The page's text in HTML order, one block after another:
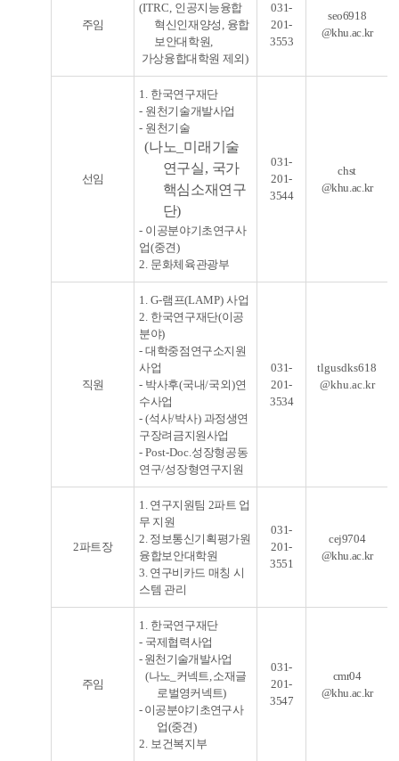
주임
(ITRC, 인공지능융합
혁신인재양성 , 융합
보안대학원,
가상융합대학원 제외)
031-
201-
3553
seo6918
@khu.ac.kr
선임
1. 한국연구재단
- 원천기술개발사업
- 원천기술
(나노 미래기술
연구실, 국가
핵심소재연구
단)
- 이공분야기초연구사
업(중견)
2. 문화체육관광부
031-
201-
3544
chst
@khu.ac.kr
직원
1. G-램프(LAMP)사업
2. 한국연구재단(이공
분야)
-대학중점연구소지원
사업
- 박사후(국내/국외)연
수사업
- (석사/박사) 과정생연
구장려금지원사업
- Post-Doc.성장형공동
연구/성장형연구지원
031-
201-
3534
tlgusdks618
@khu.ac.kr
2파트장
1. 연구지원팀 2파트 업
무 지원
2. 정보통신기획평가원
융합보안대학원
3. 연구비카드 매칭 시
스템 관리
031-
201-
3551
cej9704
@khu.ac.kr
주임
1. 한국연구재단
- 국제협력사업
- 원천기술개발사업
(나노 커넥트,소재글
로벌영커넥트)
- 이공분야기초연구사
업(중견)
2. 보건복지부
031-
201-
3547
cmr04
@khu.ac.kr